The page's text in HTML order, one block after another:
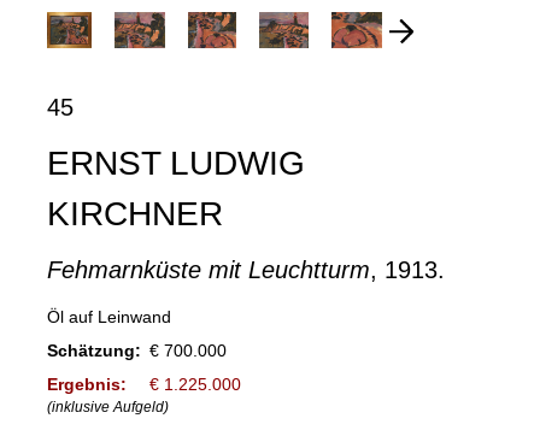
45
ERNST LUDWIG
KIRCHNER
Fehmarnküste mit Leuchtturm, 1913.
Öl auf Leinwand
Schätzung: € 700.000
Ergebnis:
€ 1.225.000
(inklusive Aufgeld)